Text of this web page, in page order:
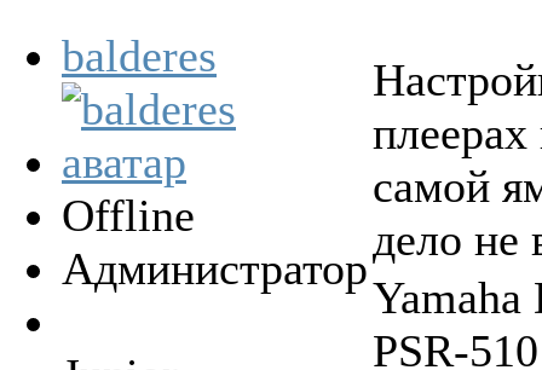
balderes
Offline
Администратор
самой
дело не
Yamaha
PSR-510